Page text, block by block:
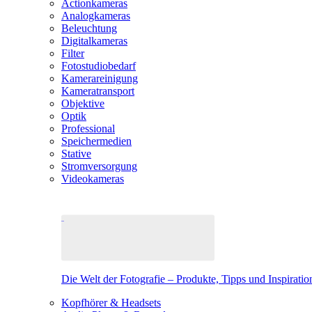
Actionkameras
Analogkameras
Beleuchtung
Digitalkameras
Filter
Fotostudiobedarf
Kamerareinigung
Kameratransport
Objektive
Optik
Professional
Speichermedien
Stative
Stromversorgung
Videokameras
Die Welt der Fotografie – Produkte, Tipps und
Kopfhörer & Headsets